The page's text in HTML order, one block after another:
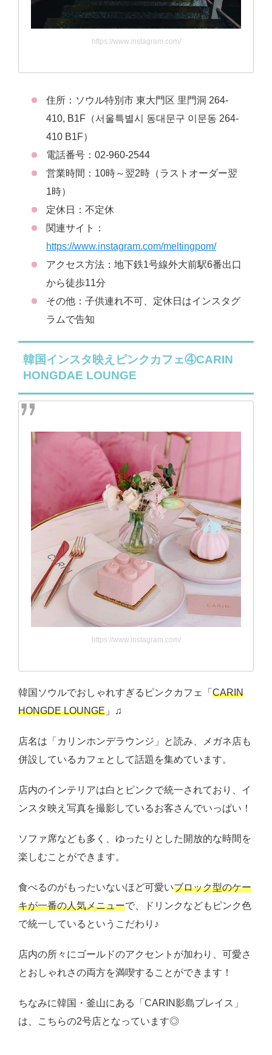
https://www.instagram.com/
住所：ソウル特別市 東大門区 里門洞 264-
410, B1F（서울특별시 동대문구 이문동 264-
410 B1F）
電話番号：02-960-2544
営業時間：10時～翌2時（ラストオーダー翌
1時）
定休日：不定休
関連サイト：
https://www.instagram.com/meltingpom/
アクセス方法：地下鉄1号線外大前駅6番出口
から徒歩11分
その他：子供連れ不可、定休日はインスタグ
ラムで告知
韓国インスタ映えピンクカフェ④CARIN
HONGDAE LOUNGE
https://www.instagram.com/
韓国ソウルでおしゃれすぎるピンクカフェ「 CARIN
HONGDE LOUNGE 」♫
店名は「カリンホンデラウンジ」と読み、メガネ店も
併設しているカフェとして話題を集めています。
店内のインテリアは白とピンクで統一されており、イ
ンスタ映え写真を撮影しているお客さんでいっぱい！
ソファ席なども多く、ゆったりとした開放的な時間を
楽しむことができます。
食べるのがもったいないほど可愛いブロック型のケー
キが一番の人気メニューで、ドリンクなどもピンク色
で統一しているというこだわり♪
店内の所々にゴールドのアクセントが加わり、可愛さ
とおしゃれさの両方を満喫することができます！
ちなみに韓国・釜山にある「CARIN影島プレイス」
は、こちらの2号店となっています◎